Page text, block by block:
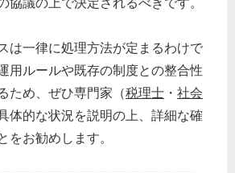
は一律に処理方法が定まるわけで
用ルールや既存の制度との整合性
ため、ぜひ専門家（税理士 ・ 社会
体的な状況を説明の上、詳細な確
をお勧めします。